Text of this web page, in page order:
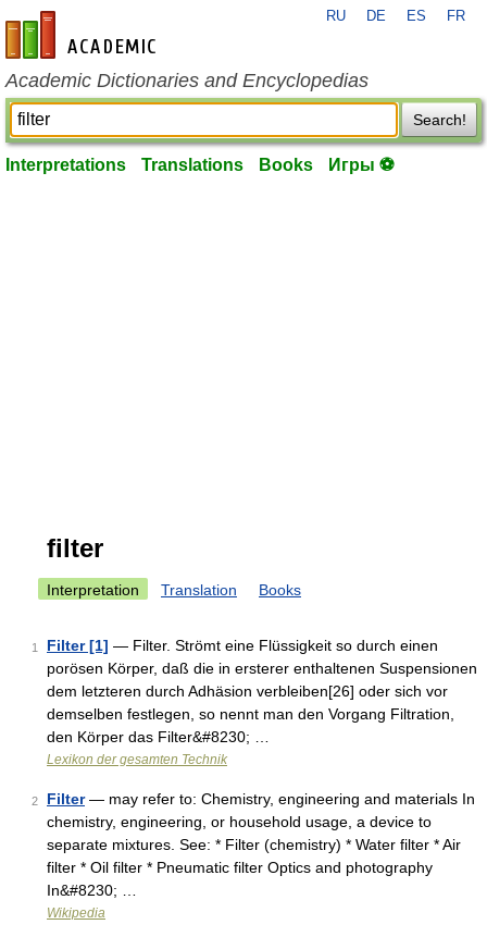
en-academic.com
RU DE ES FR
Academic Dictionaries and Encyclopedias
Search!
Interpretations Translations Books Игры ⚽
filter
Interpretation Translation Books
1 Filter [1] — Filter. Strömt eine Flüssigkeit so durch einen
porösen Körper, daß die in ersterer enthaltenen Suspensionen
dem letzteren durch Adhäsion verbleiben[26] oder sich vor
demselben festlegen, so nennt man den Vorgang Filtration,
den Körper das Filter&#8230; …
Lexikon der gesamten Technik
2 Filter— may refer to: Chemistry, engineering and materials In
chemistry, engineering, or household usage, a device to
separate mixtures. See: * Filter (chemistry) * Water filter * Air
filter * Oil filter * Pneumatic filter Optics and photography
In&#8230; …
Wikipedia